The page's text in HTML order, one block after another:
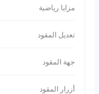
مزايا رياضية
تعديل المقود
جهة المقود
أزرار المقود